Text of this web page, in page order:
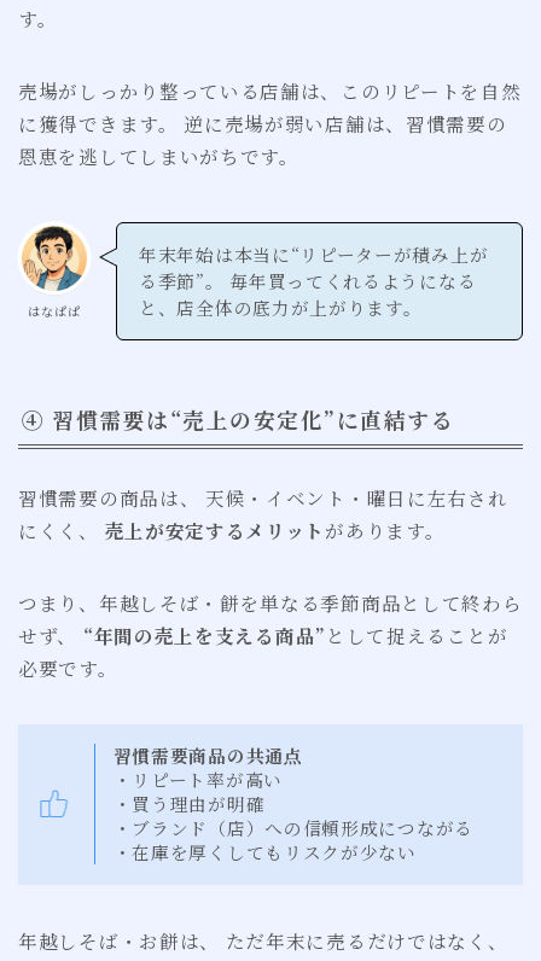
す。
売場がしっかり整っている店舗は、このリピートを自然
に獲得できます。 逆に売場が弱い店舗は、習慣需要の
恩恵を逃してしまいがちです。
はなぱぱ
年末年始は本当に“リピーターが積み上が
る季節”。 毎年買ってくれるようになる
と、店全体の底力が上がります。
④ 習慣需要は“売上の安定化”に直結する
習慣需要の商品は、 天候・イベント・曜日に左右され
にくく、 売上が安定するメリット があります。
つまり、年越しそば・餅を単なる季節商品として終わら
せず、 “年間の売上を支える商品” として捉えることが
必要です。
習慣需要商品の共通点
・リピート率が高い
・買う理由が明確
・ブランド（店）への信頼形成につながる
・在庫を厚くしてもリスクが少ない
年越しそば・お餅は、 ただ年末に売るだけではなく、